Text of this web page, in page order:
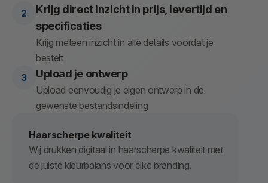
Krijg direct inzicht in prijs, levertijd en
specificaties
Krijg meteen inzicht in alle details voordat je
bestelt
Upload je ontwerp
Upload eenvoudig je eigen ontwerp in de
gewenste bestandsindeling
Haarscherpe kwaliteit
Wij drukken digitaal in haarscherpe kwaliteit met
de juiste kleurbalans voor elke branding.